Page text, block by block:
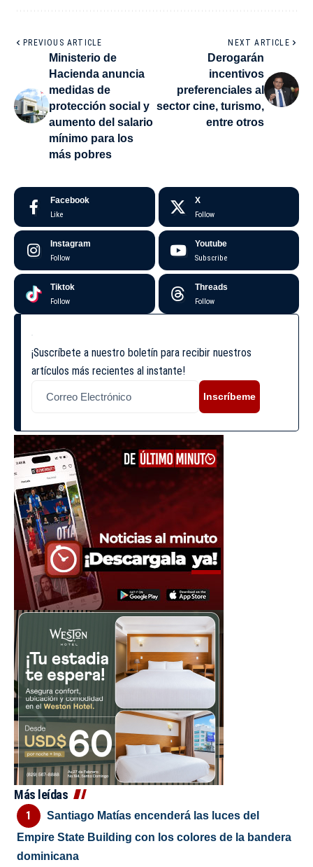
PREVIOUS ARTICLE
Ministerio de
Hacienda anuncia
medidas de
protección social y
aumento del salario
mínimo para los
más pobres
NEXT ARTICLE
Derogarán
incentivos
preferenciales al
sector cine, turismo,
entre otros
Facebook
Like
X
Follow
Instagram
Follow
Youtube
Subscribe
Tiktok
Follow
Threads
Follow
¡Suscríbete a nuestro boletín para recibir nuestros
artículos más recientes al instante!
Inscríbeme
Más leídas
Santiago Matías encenderá las luces del
Empire State Building con los colores de la bandera
dominicana